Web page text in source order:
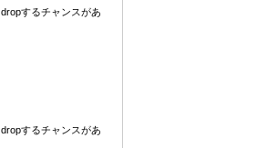
するチャンスがあ
するチャンスがあ